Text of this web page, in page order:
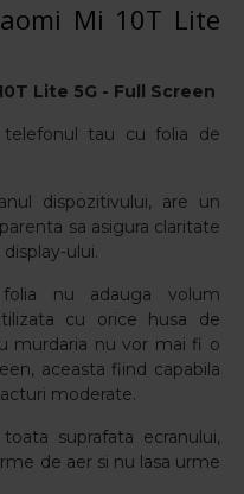
Mi 10T Lite
Lite 5G - Full Screen
tau cu folia de
dispozitivului, are un
sa asigura claritate
ului.
nu adauga volum
cu orice husa de
murdaria nu vor mai fi o
aceasta fiind capabila
moderate.
suprafata ecranului,
de aer si nu lasa urme